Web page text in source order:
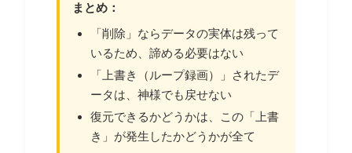
まとめ：
「削除」ならデータの実体は残って
いるため、諦める必要はない
「上書き（ループ録画）」されたデ
ータは、神様でも戻せない
復元できるかどうかは、この「上書
き」が発生したかどうかが全て